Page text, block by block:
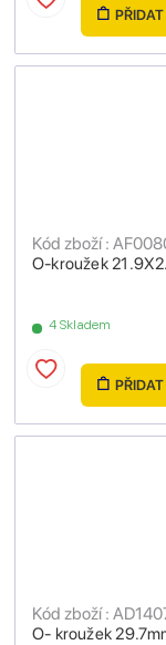
O-kroužek
Kód zboží :
4 Skladem
O- kroužek
Kód zboží :